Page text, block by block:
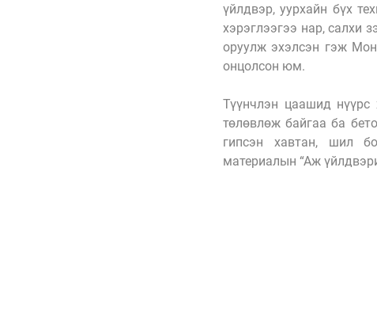
үйлдвэр, уурхайн бүх
хэрэглээгээ нар, салхи
оруулж эхэлсэн гэж
онцолсон юм.
Түүнчлэн цаашид нүүрс
төлөвлөж байгаа ба
гипсэн хавтан, шил
материалын “Аж